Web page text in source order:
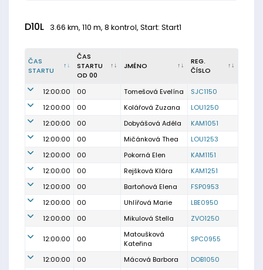
D10L 3.66 km, 110 m, 8 kontrol, Start: Start1
ČAS
STARTU
ČAS
STARTU
OD 00
JMÉNO
REG.
ČÍSLO
12:00:00 00 Tomešová Evelína
SJC1150
12:00:00
00 Kolářová Zuzana
LOU1250
12:00:00
00 Dobyášová Adéla
KAM1051
12:00:00
00 Mičánková Thea
LOU1253
12:00:00
00 Pokorná Elen
KAM1151
12:00:00
00 Rejšková Klára
KAM1251
12:00:00
00 Bartoňová Elena
FSP0953
12:00:00
00 Uhlířová Marie
LBE0950
12:00:00
00 Mikulová Stella ZVO1250
12:00:00 00
Matoušková
Kateřina
SPC0955
12:00:00 00 Mácová Barbora
DOB1050